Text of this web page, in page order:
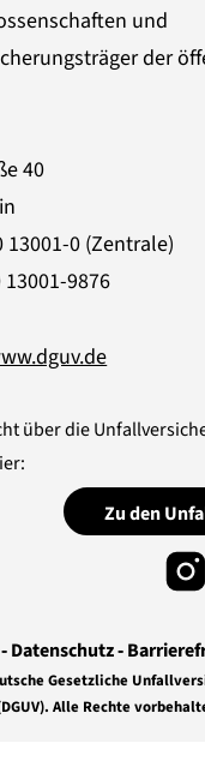
und
der
40
13001-0 (Zentrale)
13001-9876
über die
Zu den
Datenschutz
Gesetzliche
Alle Rechte